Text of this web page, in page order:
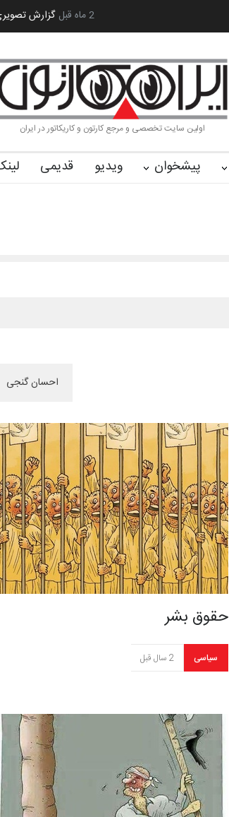
رویداد کارگاهی کارتون و پوستر «ایران سربلند»…
2 ماه قبل
اولین سایت تخصصی و مرجع کارتون و کاریکاتور در ایران
پیشخوان ویدیو قدیمی
حقوق بشر
سیاسی 2 سال قبل